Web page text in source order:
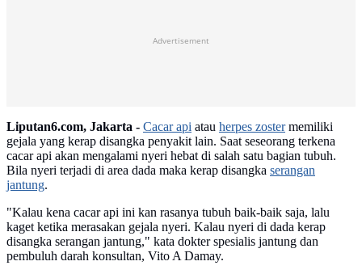
Advertisement
Liputan6.com, Jakarta - Cacar api atau herpes zostermemiliki
gejala yang kerap disangka penyakit lain. Saat seseorang terkena
cacar api akan mengalami nyeri hebat di salah satu bagian tubuh.
Bila nyeri terjadi di area dada maka kerap disangka serangan
jantung.
"Kalau kena cacar api ini kan rasanya tubuh baik-baik saja, lalu
kaget ketika merasakan gejala nyeri. Kalau nyeri di dada kerap
disangka serangan jantung," kata dokter spesialis jantung dan
pembuluh darah konsultan, Vito A Damay.